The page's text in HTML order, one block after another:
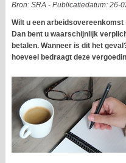
Bron: SRA- Publicatiedatum: 26-
Wilt u een
Dan bent u waarschijnlijk
betalen. Wanneer is dit het
hoeveel bedraagt deze